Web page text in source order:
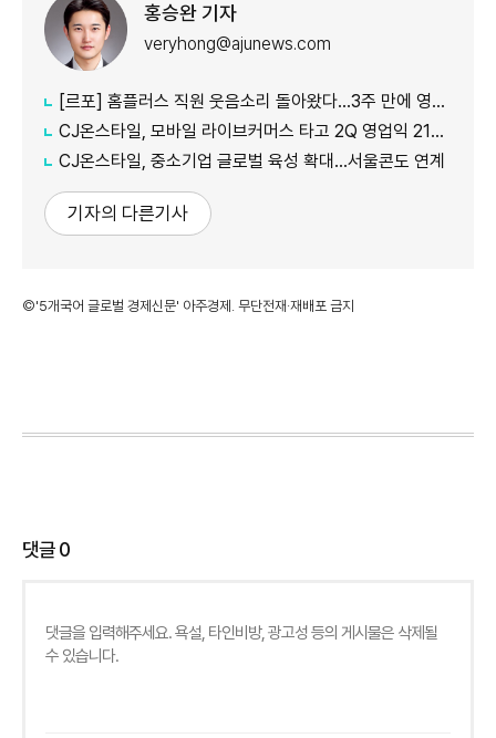
홍승완 기자
veryhong@ajunews.com
[르포] 홈플러스 직원 웃음소리 돌아왔다…3주 만에 영업 재개 채비
CJ온스타일, 모바일 라이브커머스 타고 2Q 영업익 21%↑
CJ온스타일, 중소기업 글로벌 육성 확대…서울콘도 연계
기자의 다른기사
©'5개국어 글로벌 경제신문' 아주경제. 무단전재·재배포 금지
댓글0